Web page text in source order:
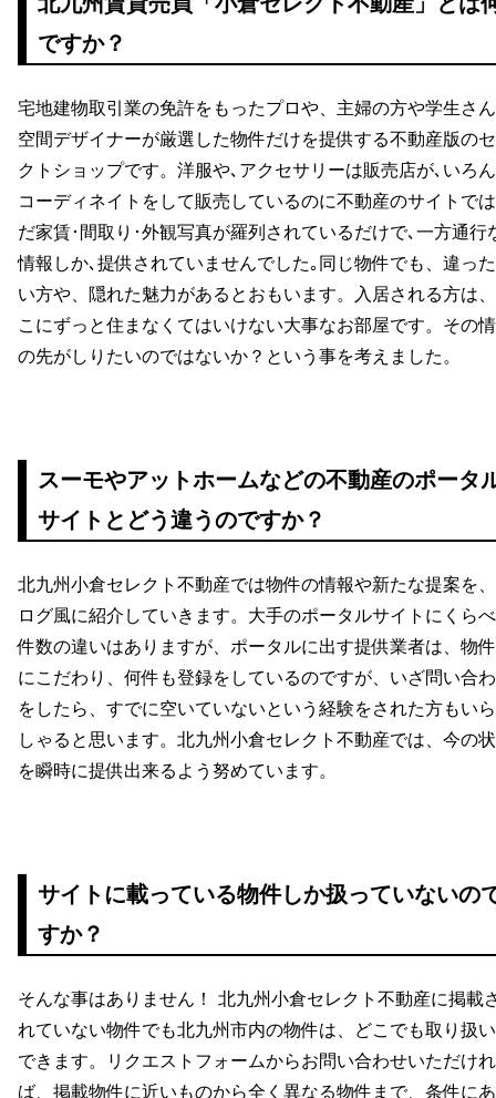
ですか？
宅地建物取引業の免許をもったプロや、主婦の方や学生さ
空間デザイナーが厳選した物件だけを提供する不動産版の
クトショップです。洋服や､アクセサリーは販売店が､いろ
コーディネイトをして販売しているのに不動産のサイトで
だ家賃･間取り･外観写真が羅列されているだけで､一方通行
情報しか､提供されていませんでした｡同じ物件でも、違っ
い方や、隠れた魅力があるとおもいます。入居される方は
こにずっと住まなくてはいけない大事なお部屋です。その
の先がしりたいのではないか？という事を考えました。
スーモやアットホームなどの不動産のポータ
サイトとどう違うのですか？
北九州小倉セレクト不動産では物件の情報や新たな提案を
ログ風に紹介していきます。大手のポータルサイトにくら
件数の違いはありますが、ポータルに出す提供業者は、物
にこだわり、何件も登録をしているのですが、いざ問い合
をしたら、すでに空いていないという経験をされた方もい
しゃると思います。北九州小倉セレクト不動産では、今の
を瞬時に提供出来るよう努めています。
サイトに載っている物件しか扱っていないの
すか？
そんな事はありません！ 北九州小倉セレクト不動産に掲載
れていない物件でも北九州市内の物件は、どこでも取り扱
できます。リクエストフォームからお問い合わせいただけれ
ば、掲載物件に近いものから全く異なる物件まで、条件に